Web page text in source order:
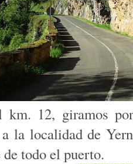
km. 12, giramos
la localidad de
todo el puerto.